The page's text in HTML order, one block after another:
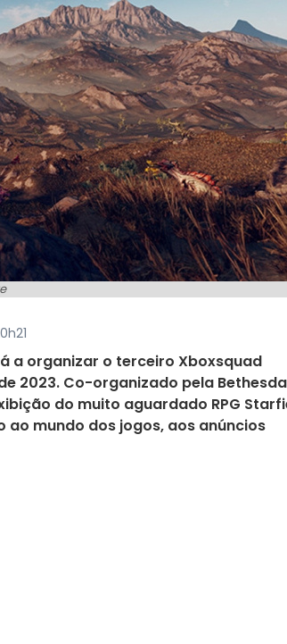
a organizar o terceiro Xboxsquad
2023. Co-organizado pela Bethesda
do muito aguardado RPG
ao mundo dos jogos, aos anúncios